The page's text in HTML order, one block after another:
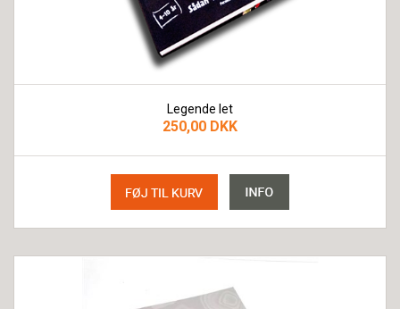
Legende let
250,00 DKK